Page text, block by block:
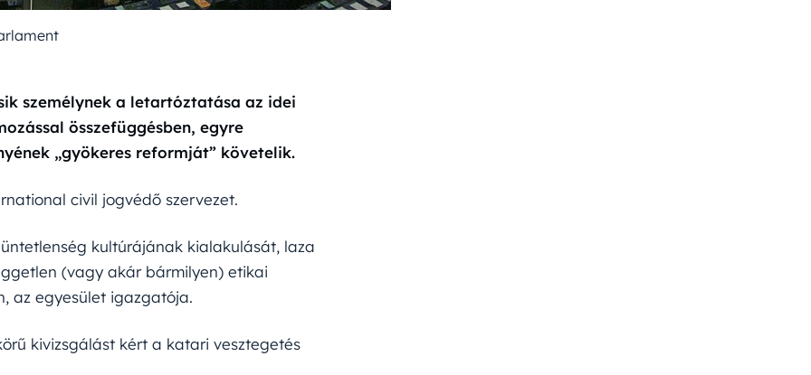
személynek a letartóztatása az idei
összefüggésben, egyre
„gyökeres reformját” követelik.
civil jogvédő szervezet.
kultúrájának kialakulását, laza
(vagy akár bármilyen) etikai
az egyesület igazgatója.
kivizsgálást kért a katari vesztegetés